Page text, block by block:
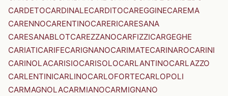
CARDETOCARDINALECARDITOCAREGGINECAREMA
CARENNOCARENTINOCARERICARESANA
CARESANABLOTCAREZZANOCARFIZZICARGEGHE
CARIATICARIFECARIGNANOCARIMATECARINAROCARINI
CARINOLACARISIOCARISOLOCARLANTINOCARLAZZO
CARLENTINICARLINOCARLOFORTECARLOPOLI
CARMAGNOLACARMIANOCARMIGNANO